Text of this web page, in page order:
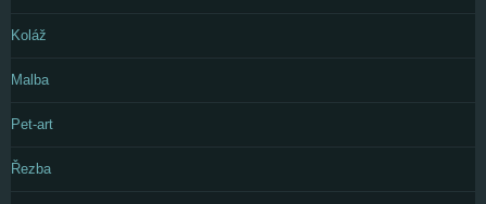
Koláž
Malba
Pet-art
Řezba